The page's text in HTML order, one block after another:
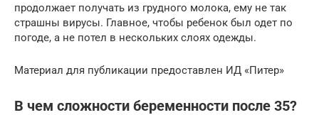
продолжает получать из грудного молока, ему не так
страшны вирусы. Главное, чтобы ребенок был одет по
погоде, а не потел в нескольких слоях одежды.
Материал для публикации предоставлен ИД «Питер»
В чем сложности беременности после 35?